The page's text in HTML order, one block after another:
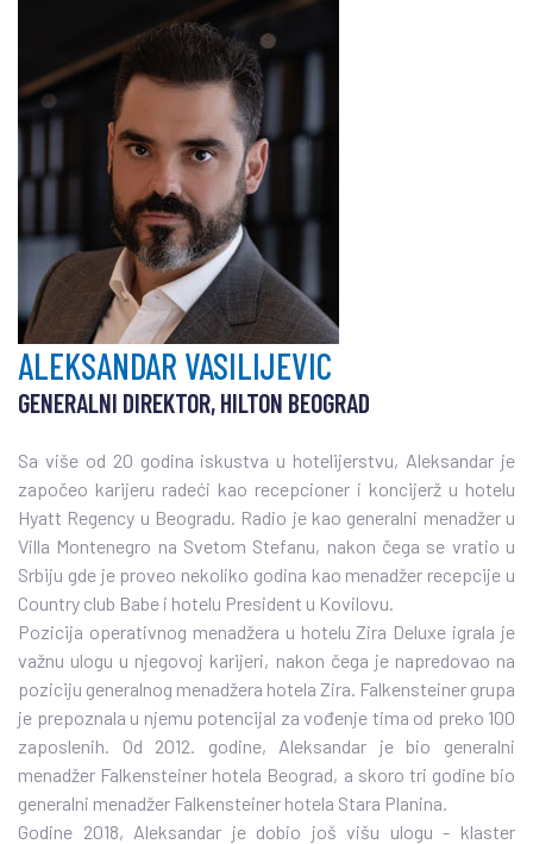
ALEKSANDAR VASILIJEVIC
GENERALNI DIREKTOR, HILTON BEOGRAD
Sa više od 20 godina iskustva u hotelijerstvu, Aleksandar je
započeo karijeru radeći kao recepcioner i koncijerž u hotelu
Hyatt Regency u Beogradu. Radio je kao generalni menadžer u
Villa Montenegro na Svetom Stefanu, nakon čega se vratio u
Srbiju gde je proveo nekoliko godina kao menadžer recepcije u
Country club Babe i hotelu President u Kovilovu.
Pozicija operativnog menadžera u hotelu Zira Deluxe igrala je
važnu ulogu u njegovoj karijeri, nakon čega je napredovao na
poziciju generalnog menadžera hotela Zira. Falkensteiner grupa
je prepoznala u njemu potencijal za vođenje tima od preko 100
zaposlenih. Od 2012. godine, Aleksandar je bio generalni
menadžer Falkensteiner hotela Beograd, a skoro tri godine bio
generalni menadžer Falkensteiner hotela Stara Planina.
Godine 2018, Aleksandar je dobio još višu ulogu - klaster